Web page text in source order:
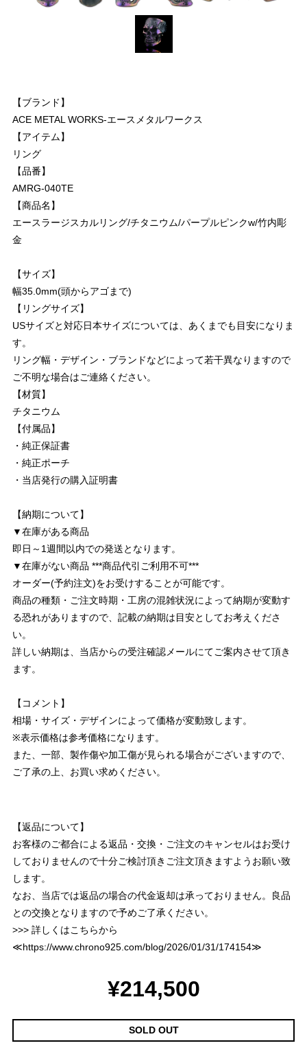
【ブランド】
ACE METAL WORKS-エースメタルワークス
【アイテム】
リング
【品番】
AMRG-040TE
【商品名】
エースラージスカルリング/チタニウム/パープルピンクw/竹内彫
金
【サイズ】
幅35.0mm(頭からアゴまで)
【リングサイズ】
USサイズと対応日本サイズについては、あくまでも目安になりま
す。
リング幅・デザイン・ブランドなどによって若干異なりますので
ご不明な場合はご連絡ください。
【材質】
チタニウム
【付属品】
・純正保証書
・純正ポーチ
・当店発行の購入証明書
【納期について】
▼在庫がある商品
即日～1週間以内での発送となります。
▼在庫がない商品 ***商品代引ご利用不可***
オーダー(予約注文)をお受けすることが可能です。
商品の種類・ご注文時期・工房の混雑状況によって納期が変動す
る恐れがありますので、記載の納期は目安としてお考えくださ
い。
詳しい納期は、当店からの受注確認メールにてご案内させて頂き
ます。
【コメント】
相場・サイズ・デザインによって価格が変動致します。
※表示価格は参考価格になります。
また、一部、製作傷や加工傷が見られる場合がございますので、
ご了承の上、お買い求めください。
【返品について】
お客様のご都合による返品・交換・ご注文のキャンセルはお受け
しておりませんので十分ご検討頂きご注文頂きますようお願い致
します。
なお、当店では返品の場合の代金返却は承っておりません。良品
との交換となりますので予めご了承ください。
>>> 詳しくはこちらから
≪https://www.chrono925.com/blog/2026/01/31/174154≫
¥214,500
SOLD OUT